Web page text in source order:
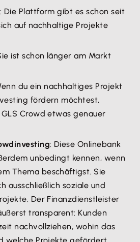
: Die Plattform gibt es schon seit
auf nachhaltige Projekte
ist schon länger am Markt
du ein nachhaltiges Projekt
fördern möchtest,
Crowd etwas genauer
: Diese Onlinebank
unbedingt kennen, wenn
Thema beschäftigst. Sie
ausschließlich soziale und
Der Finanzdienstleister
transparent: Kunden
nachvollziehen, wohin das